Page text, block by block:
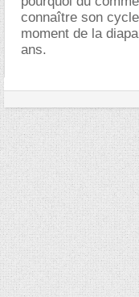
connaître son
moment de la
ans.